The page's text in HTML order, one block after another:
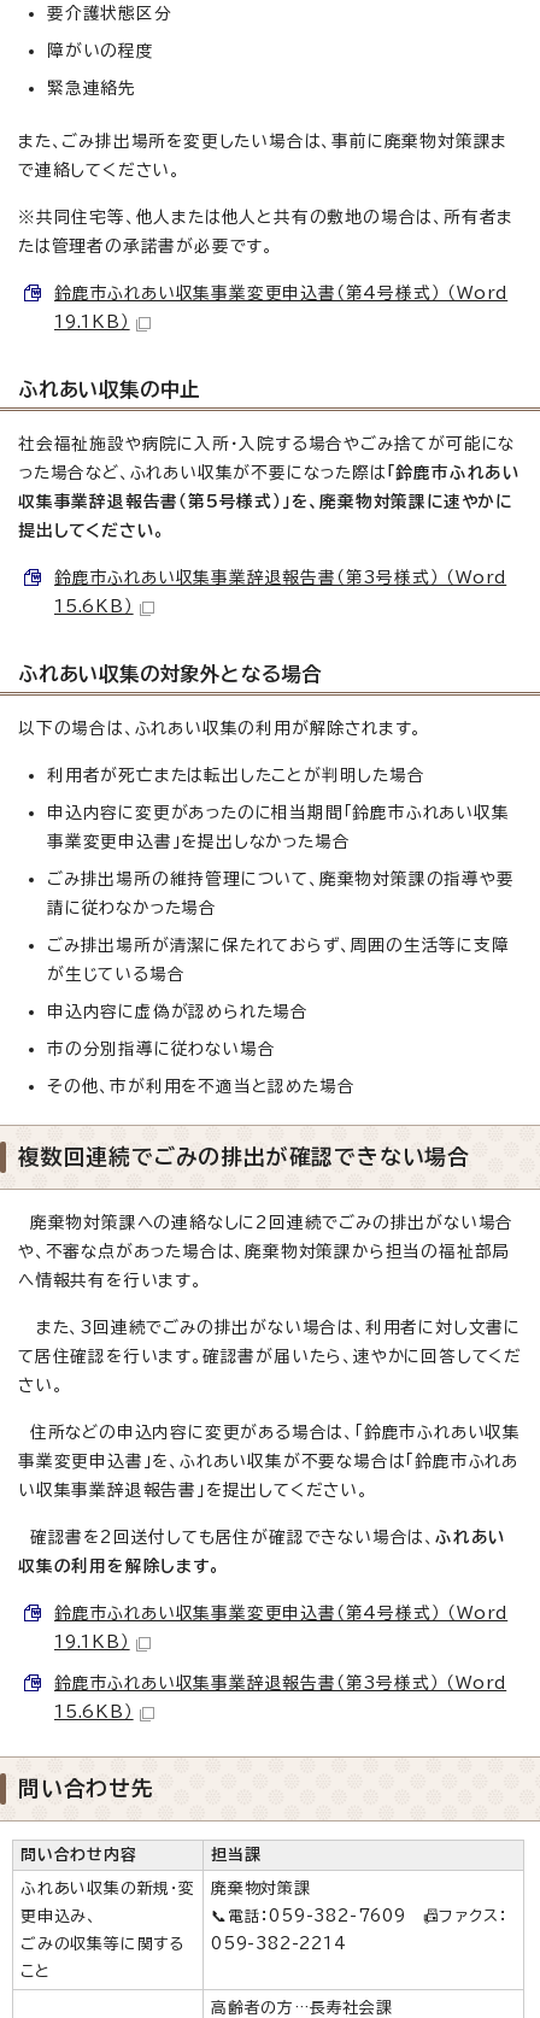
要介護状態区分
障がいの程度
緊急連絡先
また、ごみ排出場所を変更したい場合は、事前に廃棄物対策課ま
で連絡してください。
※共同住宅等、他人または他人と共有の敷地の場合は、所有者ま
たは管理者の承諾書が必要です。
鈴鹿市ふれあい収集事業変更申込書（第4号様式） （Word
19.1KB）
ふれあい収集の中止
社会福祉施設や病院に入所・入院する場合やごみ捨てが可能にな
った場合など、ふれあい収集が不要になった際は 「鈴鹿市ふれあい
収集事業辞退報告書（第5号様式）」を、廃棄物対策課に速やかに
提出してください。
鈴鹿市ふれあい収集事業辞退報告書（第3号様式） （Word
15.6KB）
ふれあい収集の対象外となる場合
以下の場合は、ふれあい収集の利用が解除されます。
利用者が死亡または転出したことが判明した場合
申込内容に変更があったのに相当期間「鈴鹿市ふれあい収集
事業変更申込書」を提出しなかった場合
ごみ排出場所の維持管理について、廃棄物対策課の指導や要
請に従わなかった場合
ごみ排出場所が清潔に保たれておらず、周囲の生活等に支障
が生じている場合
申込内容に虚偽が認められた場合
市の分別指導に従わない場合
その他、市が利用を不適当と認めた場合
複数回連続でごみの排出が確認できない場合
廃棄物対策課への連絡なしに2回連続でごみの排出がない場合
や、不審な点があった場合は、廃棄物対策課から担当の福祉部局
へ情報共有を行います。
また、3回連続でごみの排出がない場合は、利用者に対し文書に
て居住確認を行います。確認書が届いたら、速やかに回答してくだ
さい。
住所などの申込内容に変更がある場合は、「鈴鹿市ふれあい収集
事業変更申込書」を、ふれあい収集が不要な場合は「鈴鹿市ふれあ
い収集事業辞退報告書」を提出してください。
確認書を2回送付しても居住が確認できない場合は、ふれあい
収集の利用を解除します。
鈴鹿市ふれあい収集事業変更申込書（第4号様式） （Word
19.1KB）
鈴鹿市ふれあい収集事業辞退報告書（第3号様式） （Word
15.6KB）
問い合わせ先
問い合わせ内容 担当課
ふれあい収集の新規・変
更申込み、
ごみの収集等に関する
こと
廃棄物対策課
📞電話：059-382-7609 📠ファクス：
059-382-2214
高齢者の方…長寿社会課